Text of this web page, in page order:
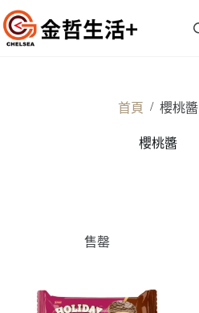
跳
至
主
首頁 / 櫻桃醬
櫻桃醬
售罄